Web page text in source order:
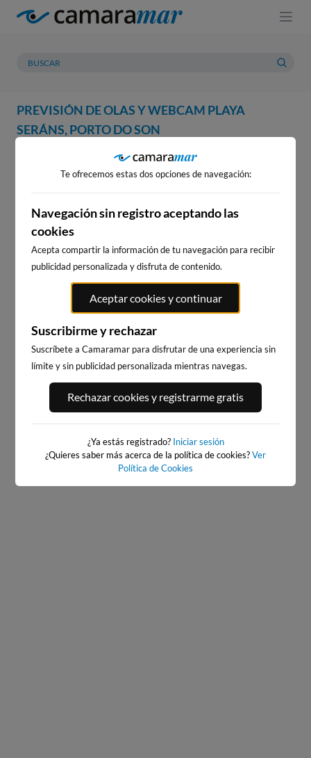
PREVISIÓN DE OLAS Y WEBCAM PLAYA
SERÁNS, PORTO DO SON
PREVISIÓN METEOROLOGÍA
WEBCAM PLAYA SERÁNS,
PORTO DO SON
WEBCAMS CERCANAS
PLAYA DA LADEIRA
3km · Corrubedo
0.2 m CHOPI
PLAYA DE BALIEIROS
0.6 m CHOPI
Te ofrecemos estas dos opciones de navegación:
Navegación sin registro aceptando las
cookies
Acepta compartir la información de tu navegación para recibir
publicidad personalizada y disfruta de contenido.
Aceptar cookies y continuar
Suscribirme y rechazar
Suscríbete a Camaramar para disfrutar de una experiencia sin
límite y sin publicidad personalizada mientras navegas.
Rechazar cookies y registrarme gratis
¿Ya estás registrado? Iniciar sesión
¿Quieres saber más acerca de la política de cookies?Ver
Política de Cookies